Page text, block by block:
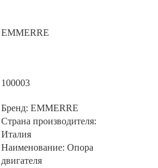
EMMERRE
100003
Бренд: EMMERRE
Страна производителя:
Италия
Наименование: Опора
двигателя